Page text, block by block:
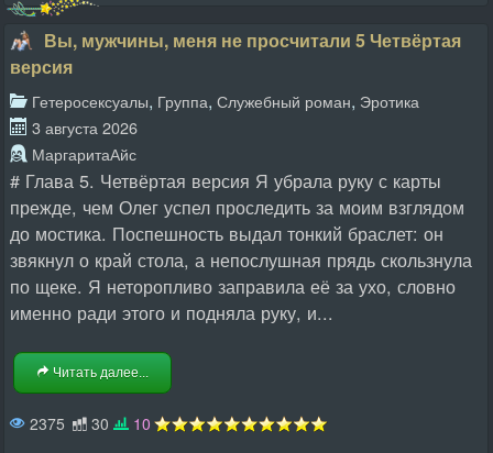
Вы, мужчины, меня не просчитали 5 Четвёртая
версия
Гетеросексуалы, Группа, Служебный роман, Эротика
3 августа 2026
МаргаритаАйс
# Глава 5. Четвёртая версия Я убрала руку с карты
прежде, чем Олег успел проследить за моим взглядом
до мостика. Поспешность выдал тонкий браслет: он
звякнул о край стола, а непослушная прядь скользнула
по щеке. Я неторопливо заправила её за ухо, словно
именно ради этого и подняла руку, и...
Читать далее...
2375 30
10